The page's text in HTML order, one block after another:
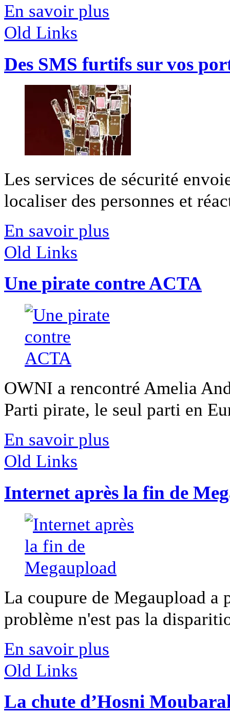
En savoir plus
Old Links
Des SMS furtifs sur vos
Les services de sécurité
localiser des personnes et
En savoir plus
Old Links
Une pirate contre ACTA
OWNI a rencontré Amelia
Parti pirate, le seul parti en
En savoir plus
Old Links
Internet après la fin de
La coupure de Megaupload a
problème n'est pas la
En savoir plus
Old Links
La chute d’Hosni